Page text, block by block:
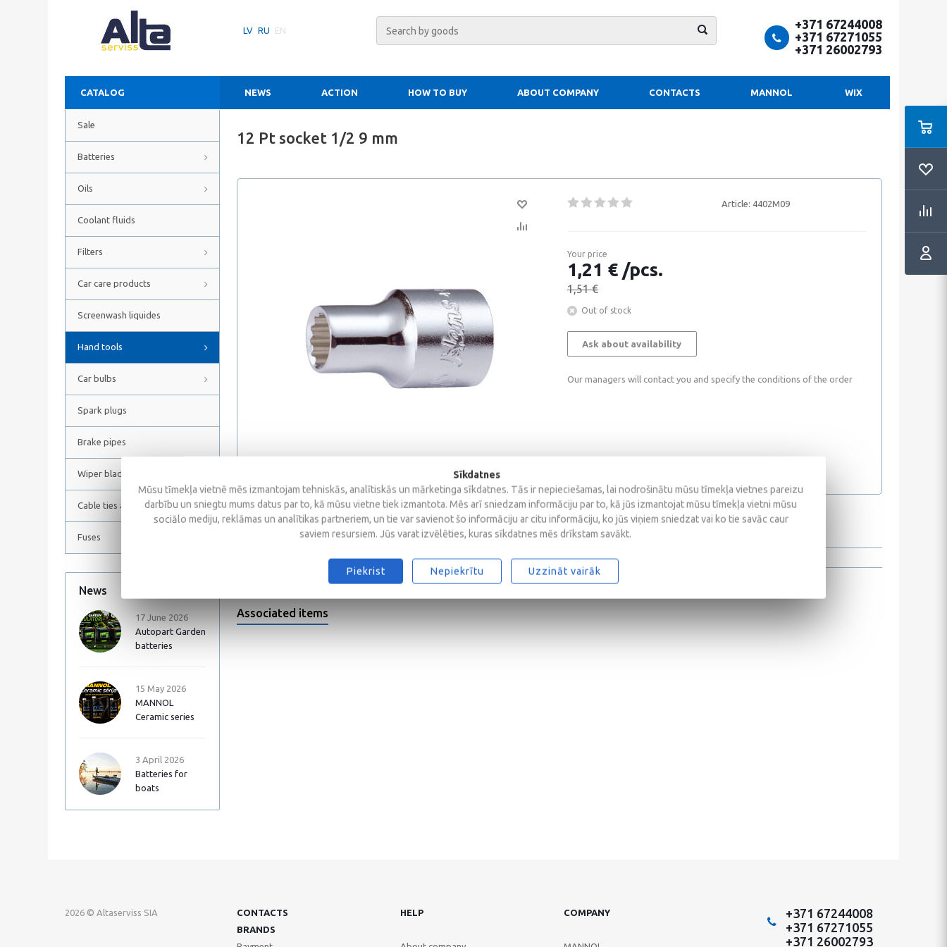
LV RU EN
+371 67244008
+371 67271055
+371 26002793
CATALOG NEWS ACTION HOW TO BUY ABOUT COMPANY CONTACTS MANNOL WIX
Sale
Batteries
Oils
Coolant fluids
Filters
Car care products
Screenwash liquides
Hand tools
Car bulbs
Spark plugs
Brake pipes
Wiper blades
Cable ties and Hose clamps
Fuses
News
17 June 2026
Autopart Garden
batteries
15 May 2026
MANNOL
Ceramic series
3 April 2026
Batteries for
boats
12 Pt socket 1/2 9 mm
Article: 4402M09
Your price
1,21 € /pcs.
1,51 €
Out of stock
Ask about availability
Our managers will contact you and specify the conditions of the order
Associated items
2026 © Altaserviss SIA CONTACTS HELP
COMPANY
BRANDS
+371 67244008
+371 67271055
+371 26002793
Sīkdatnes
Mūsu tīmekļa vietnē mēs izmantojam tehniskās, analītiskās un mārketinga sīkdatnes. Tās ir nepieciešamas, lai nodrošinātu mūsu tīmekļa vietnes pareizu
darbību un sniegtu mums datus par to, kā mūsu vietne tiek izmantota. Mēs arī sniedzam informāciju par to, kā jūs izmantojat mūsu tīmekļa vietni mūsu
sociālo mediju, reklāmas un analītikas partneriem, un tie var savienot šo informāciju ar citu informāciju, ko jūs viņiem sniedzat vai ko tie savāc caur
saviem resursiem. Jūs varat izvēlēties, kuras sīkdatnes mēs drīkstam savākt.
Piekrist Nepiekrītu Uzzināt vairāk